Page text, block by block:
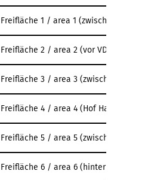
Freifläche 1 / area 1 (zwischen
Freifläche 2 / area 2 (vor VDV)
Freifläche 3 / area 3 (zwischen VDV
Freifläche 4 / area 4 (Hof
Freifläche 5 / area 5 (zwischen
Freifläche 6 / area 6 (hinter Kubus 1a)